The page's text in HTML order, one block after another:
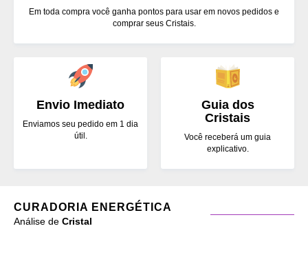
Envio Imediato
Enviamos seu pedido em 1 dia
útil.
Em toda compra você ganha pontos para usar em novos pedidos e
comprar seus Cristais.
Guia dos
Cristais
Você receberá um guia
explicativo.
CURADORIA ENERGÉTICA
Análise de Cristal